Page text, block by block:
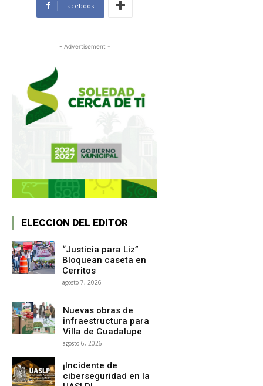
Facebook
- Advertisement -
ELECCION DEL EDITOR
“Justicia para Liz”
Bloquean caseta en
Cerritos
agosto 7, 2026
Nuevas obras de
infraestructura para
Villa de Guadalupe
agosto 6, 2026
¡Incidente de
ciberseguridad en la